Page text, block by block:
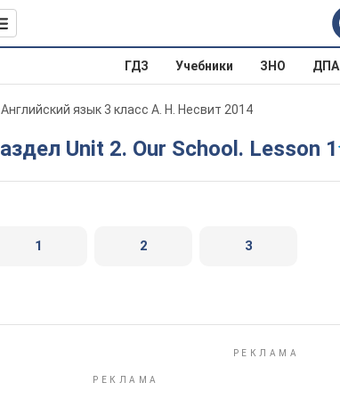
ГДЗ Учебники ЗНО ДПА
Английский язык 3 класс А. Н. Несвит 2014
Раздел Unit 2. Our School. Lesson 1
1 2 3